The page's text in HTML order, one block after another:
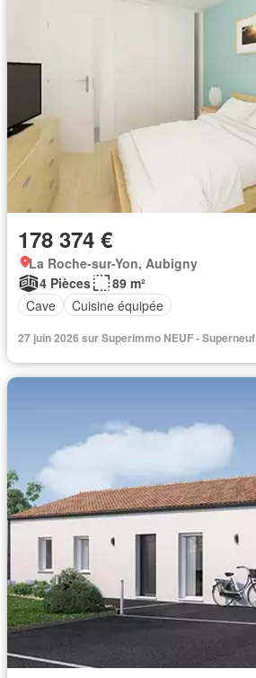
178 374 €
La Roche-sur-Yon, Aubigny
4 Pièces
89 m²
Cave
Cuisine équipée
27 juin 2026 sur Superimmo NEUF - Superneuf